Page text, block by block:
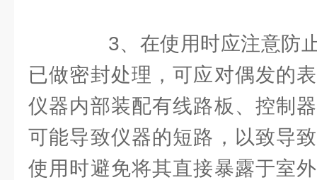
3、在使用时应注意防止
已做密封处理，可应对偶发的
仪器内部装配有线路板、控制
可能导致仪器的短路，以致导
使用时避免将其直接暴露于室